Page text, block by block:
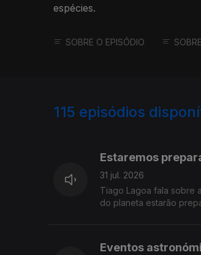
espécies.
SOBRE O EPISÓDIO
115 episódios
Estaremos
31 jul. 2026
Tiago Lagoa fala sobre
do planeta estarão
Eventos